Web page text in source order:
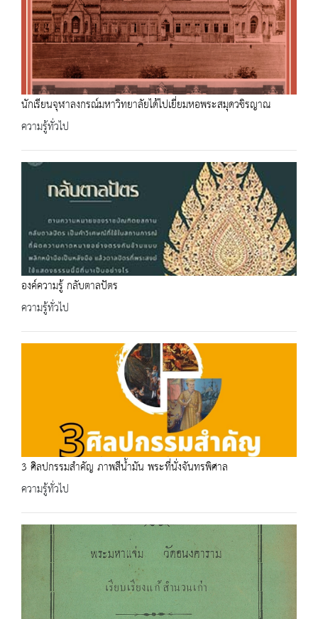
นักเรียนจุฬาลงกรณ์มหาวิทยาลัยได้ไปเยี่ยมหอพระสมุดวชิรญาณ
ความรู้ทั่วไป
องค์ความรู้ กลับตาลปัตร
ความรู้ทั่วไป
3 ศิลปกรรมสำคัญ ภาพสีน้ำมัน พระที่นั่งจันทรพิศาล
ความรู้ทั่วไป